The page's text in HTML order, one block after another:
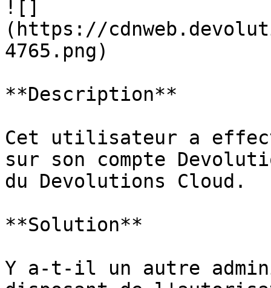
![]
(https://
4765.png)
**Description**
Cet utilisateur a
sur son compte
du Devolutions Cloud.
**Solution**
Y a-t-il un autre